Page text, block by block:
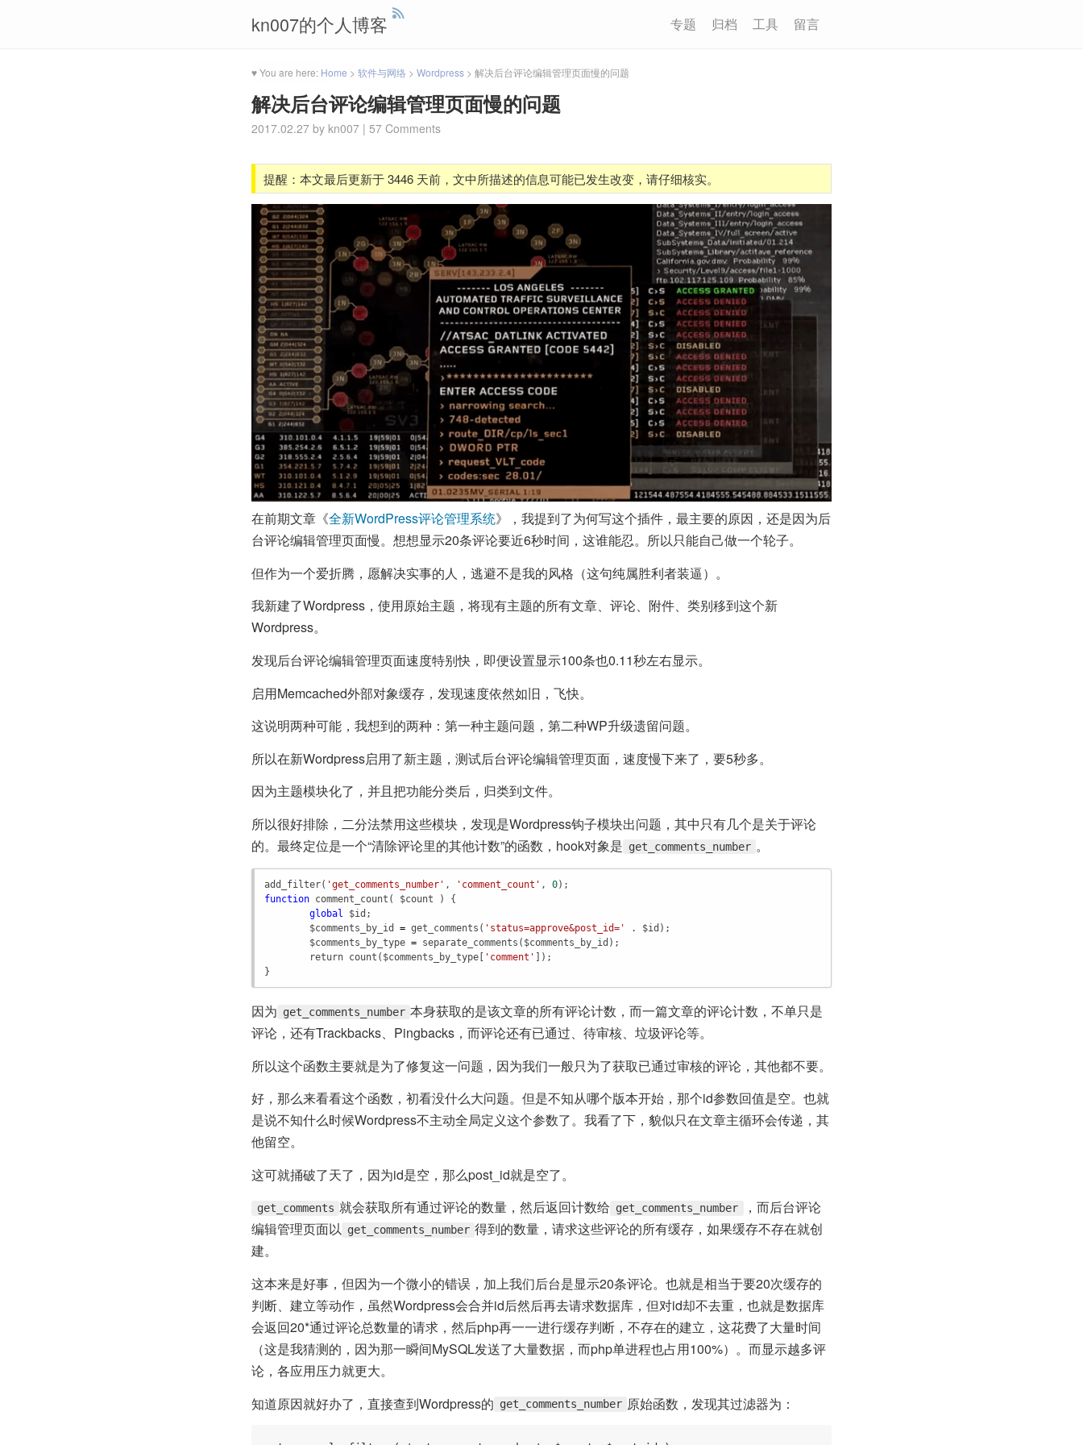
kn007的个人博客 专题 归档 工具 留言
♥ You are here: Home > 软件与网络 > Wordpress > 解决后台评论编辑管理页面慢的问题
解决后台评论编辑管理页面慢的问题
2017.02.27 by kn007 | 57 Comments
提醒：本文最后更新于 3446 天前，文中所描述的信息可能已发生改变，请仔细核实。
在前期文章《全新WordPress评论管理系统》，我提到了为何写这个插件，最主要的原因，还是因为后
台评论编辑管理页面慢。想想显示20条评论要近6秒时间，这谁能忍。所以只能自己做一个轮子。
但作为一个爱折腾，愿解决实事的人，逃避不是我的风格（这句纯属胜利者装逼）。
我新建了Wordpress，使用原始主题，将现有主题的所有文章、评论、附件、类别移到这个新
Wordpress。
发现后台评论编辑管理页面速度特别快，即便设置显示100条也0.11秒左右显示。
启用Memcached外部对象缓存，发现速度依然如旧，飞快。
这说明两种可能，我想到的两种：第一种主题问题，第二种WP升级遗留问题。
所以在新Wordpress启用了新主题，测试后台评论编辑管理页面，速度慢下来了，要5秒多。
因为主题模块化了，并且把功能分类后，归类到文件。
所以很好排除，二分法禁用这些模块，发现是Wordpress钩子模块出问题，其中只有几个是关于评论
的。最终定位是一个“清除评论里的其他计数”的函数，hook对象是 get_comments_number 。
add_filter( 'get_comments_number' , 'comment_count' , 0
function comment_count ( $count ) {
global
$id ;
$comments_by_id
= get_comments ( 'status=approve&post_id=' . $id );
$comments_by_type = separate_comments ( $comments_by_id );
return count ( $comments_by_type 'comment'
]);
}
因为 get_comments_number 本身获取的是该文章的所有评论计数，而一篇文章的评论计数，不单只是
评论，还有Trackbacks、Pingbacks，而评论还有已通过、待审核、垃圾评论等。
所以这个函数主要就是为了修复这一问题，因为我们一般只为了获取已通过审核的评论，其他都不要。
好，那么来看看这个函数，初看没什么大问题。但是不知从哪个版本开始，那个id参数回值是空。也就
是说不知什么时候Wordpress不主动全局定义这个参数了。我看了下，貌似只在文章主循环会传递，其
他留空。
这可就捅破了天了，因为id是空，那么post_id就是空了。
get_comments 就会获取所有通过评论的数量，然后返回计数给 get_comments_number
，而后台评论
编辑管理页面以 get_comments_number 得到的数量，请求这些评论的所有缓存，如果缓存不存在就创
建。
这本来是好事，但因为一个微小的错误，加上我们后台是显示20条评论。也就是相当于要20次缓存的
判断、建立等动作，虽然Wordpress会合并id后然后再去请求数据库，但对id却不去重，也就是数据库
会返回20*通过评论总数量的请求，然后php再一一进行缓存判断，不存在的建立，这花费了大量时间
（这是我猜测的，因为那一瞬间MySQL发送了大量数据，而php单进程也占用100%）。而显示越多评
论，各应用压力就更大。
知道原因就好办了，直接查到Wordpress的 get_comments_number 原始函数，发现其过滤器为：